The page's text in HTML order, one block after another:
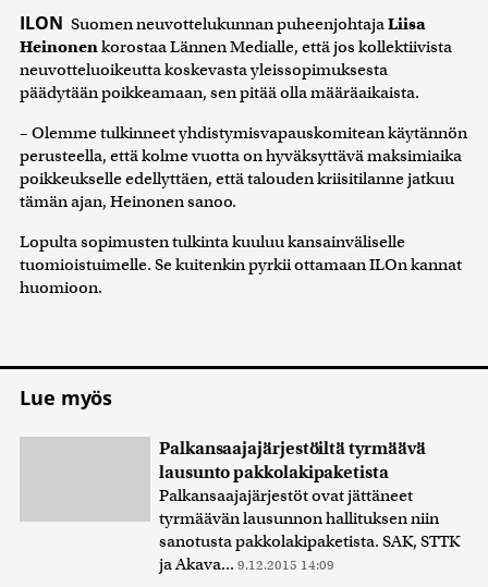
ILON Suomen neuvottelukunnan puheenjohtajaLiisa
Heinonenkorostaa Lännen Medialle, että jos kollektiivista
neuvotteluoikeutta koskevasta yleissopimuksesta
päädytään poikkeamaan, sen pitää olla määräaikaista.
– Olemme tulkinneet yhdistymisvapauskomitean käytännön
perusteella, että kolme vuotta on hyväksyttävä maksimiaika
poikkeukselle edellyttäen, että talouden kriisitilanne jatkuu
tämän ajan, Heinonen sanoo.
Lopulta sopimusten tulkinta kuuluu kansainväliselle
tuomioistuimelle. Se kuitenkin pyrkii ottamaan ILOn kannat
huomioon.
Lue myös
Palkansaajajärjestöiltä tyrmäävä
lausunto pakkolakipaketista
Palkansaajajärjestöt ovat jättäneet
tyrmäävän lausunnon hallituksen niin
sanotusta pakkolakipaketista. SAK, STTK
ja Akava... 9.12.2015 14:09